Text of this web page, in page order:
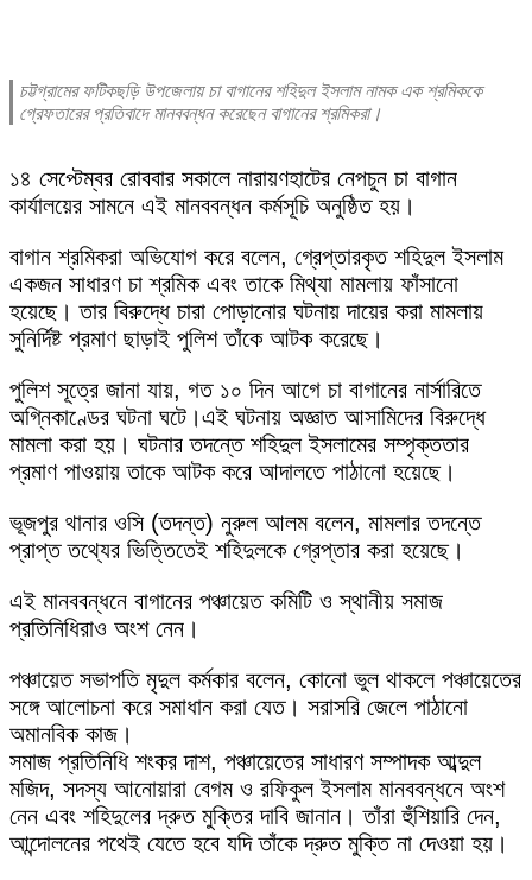
চট্টগ্রামের ফটিকছড়ি উপজেলায় চা বাগানের শহিদুল ইসলাম নামক এক শ্রমিককে
গ্রেফতারের প্রতিবাদে মানববন্ধন করেছেন বাগানের শ্রমিকরা।
১৪ সেপ্টেম্বর রোববার সকালে নারায়ণহাটের নেপচুন চা বাগান
কার্যালয়ের সামনে এই মানববন্ধন কর্মসূচি অনুষ্ঠিত হয়।
বাগান শ্রমিকরা অভিযোগ করে বলেন, গ্রেপ্তারকৃত শহিদুল ইসলাম
একজন সাধারণ চা শ্রমিক এবং তাকে মিথ্যা মামলায় ফাঁসানো
হয়েছে। তার বিরুদ্ধে চারা পোড়ানোর ঘটনায় দায়ের করা মামলায়
সুনির্দিষ্ট প্রমাণ ছাড়াই পুলিশ তাঁকে আটক করেছে।
পুলিশ সূত্রে জানা যায়, গত ১০ দিন আগে চা বাগানের নার্সারিতে
অগ্নিকাণ্ডের ঘটনা ঘটে।এই ঘটনায় অজ্ঞাত আসামিদের বিরুদ্ধে
মামলা করা হয়। ঘটনার তদন্তে শহিদুল ইসলামের সম্পৃক্ততার
প্রমাণ পাওয়ায় তাকে আটক করে আদালতে পাঠানো হয়েছে।
ভূজপুর থানার ওসি (তদন্ত) নুরুল আলম বলেন, মামলার তদন্তে
প্রাপ্ত তথ্যের ভিত্তিতেই শহিদুলকে গ্রেপ্তার করা হয়েছে।
এই মানববন্ধনে বাগানের পঞ্চায়েত কমিটি ও স্থানীয় সমাজ
প্রতিনিধিরাও অংশ নেন।
পঞ্চায়েত সভাপতি মৃদুল কর্মকার বলেন, কোনো ভুল থাকলে পঞ্চায়েতের
সঙ্গে আলোচনা করে সমাধান করা যেত। সরাসরি জেলে পাঠানো
অমানবিক কাজ।
সমাজ প্রতিনিধি শংকর দাশ, পঞ্চায়েতের সাধারণ সম্পাদক আব্দুল
মজিদ, সদস্য আনোয়ারা বেগম ও রফিকুল ইসলাম মানববন্ধনে অংশ
নেন এবং শহিদুলের দ্রুত মুক্তির দাবি জানান। তাঁরা হুঁশিয়ারি দেন,
আন্দোলনের পথেই যেতে হবে যদি তাঁকে দ্রুত মুক্তি না দেওয়া হয়।